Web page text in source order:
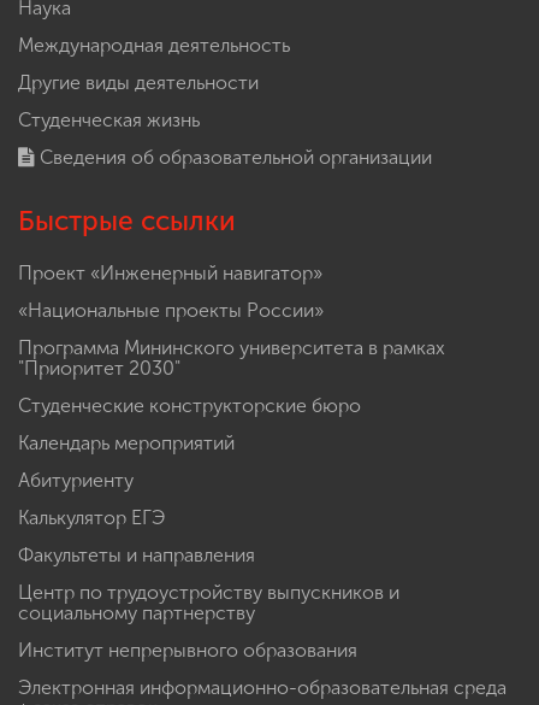
Обучение
Наука
Международная деятельность
Другие виды деятельности
Студенческая жизнь
Быстрые ссылки
Проект «Инженерный навигатор»
«Национальные проекты России»
"Приоритет 2030"
Студенческие конструкторские бюро
Календарь мероприятий
Абитуриенту
Калькулятор ЕГЭ
Факультеты и направления
социальному партнерству
Институт непрерывного образования